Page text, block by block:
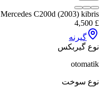
Mercedes C200d (2003) kibris
£
4,500
گیرنه
نوع گیربکس
otomatik
نوع سوخت